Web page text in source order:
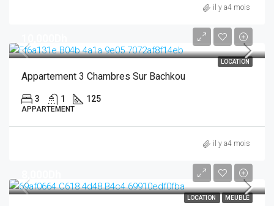
il y a4 mois
LOCATION
Appartement 3 Chambres Sur Bachkou
3 1 125
APPARTEMENT
il y a4 mois
LOCATION MEUBLÉ